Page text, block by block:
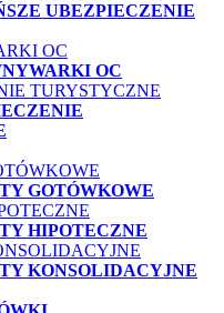
UBEZPIECZENIE
OC
GOTÓWKOWE
HIPOTECZNE
KONSOLIDACYJNE